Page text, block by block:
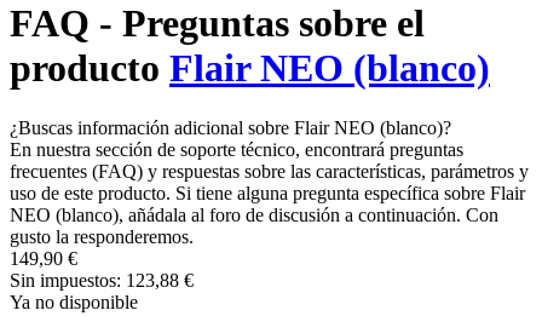
FAQ - Preguntas sobre el
producto Flair NEO (blanco)
¿Buscas información adicional sobre Flair NEO (blanco)?
En nuestra sección de soporte técnico, encontrará preguntas
frecuentes (FAQ) y respuestas sobre las características, parámetros y
uso de este producto. Si tiene alguna pregunta específica sobre Flair
NEO (blanco), añádala al foro de discusión a continuación. Con
gusto la responderemos.
149,90 €
Sin impuestos: 123,88 €
Ya no disponible